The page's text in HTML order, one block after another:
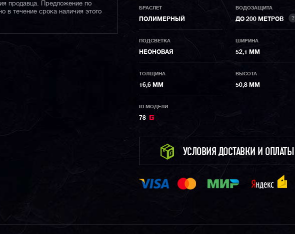
продавца. Предложение по
в течение срока наличия этого
БРАСЛЕТ
ПОЛИМЕРНЫЙ
ВОДОЗАЩИТА
ДО 200 МЕТРОВ ?
ПОДСВЕТКА
НЕОНОВАЯ
ШИРИНА
52,1 ММ
ТОЛЩИНА
16,6 ММ
ВЫСОТА
50,8 ММ
ID МОДЕЛИ
78
УСЛОВИЯ ДОСТАВКИ И ОПЛАТЫ